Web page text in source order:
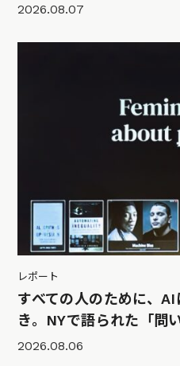
2026.08.07
レポート
すべての人のために、
き。NYで語られた「問
2026.08.06